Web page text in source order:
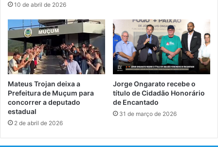
10 de abril de 2026
Mateus Trojan deixa a
Prefeitura de Muçum para
concorrer a deputado
estadual
2 de abril de 2026
Jorge Ongarato recebe o
título de Cidadão Honorário
de Encantado
31 de março de 2026